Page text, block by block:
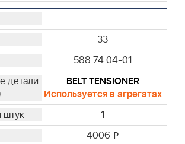
33
588 74 04-01
BELT TENSIONER
Используется в агрегатах
1
4006 i